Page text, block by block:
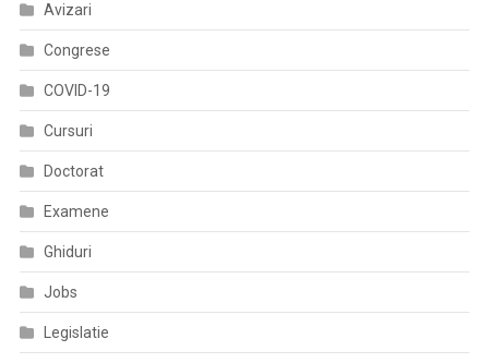
Avizari
Congrese
COVID-19
Cursuri
Doctorat
Examene
Ghiduri
Jobs
Legislatie